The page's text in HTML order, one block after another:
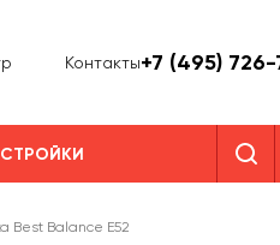
Контакты+7 (495)
Best Balance E52